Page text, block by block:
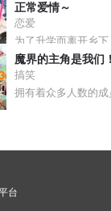
正常爱情～
恋爱
为了升学而离开乡下
魔界的主角是我们！
搞笑
拥有着众多人数的成
台